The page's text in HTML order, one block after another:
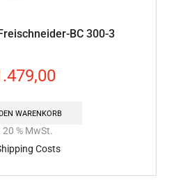
BC 300-3
WARENKORB
20 % MwSt.
Costs